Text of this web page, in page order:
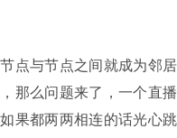
点与节点之间就成为邻
那么问题来了，一个直
果都两两相连的话光心